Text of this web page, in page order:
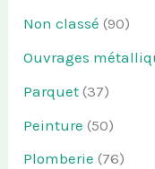
Non classé (90)
Ouvrages
Parquet (37)
Peinture (50)
Plomberie (76)